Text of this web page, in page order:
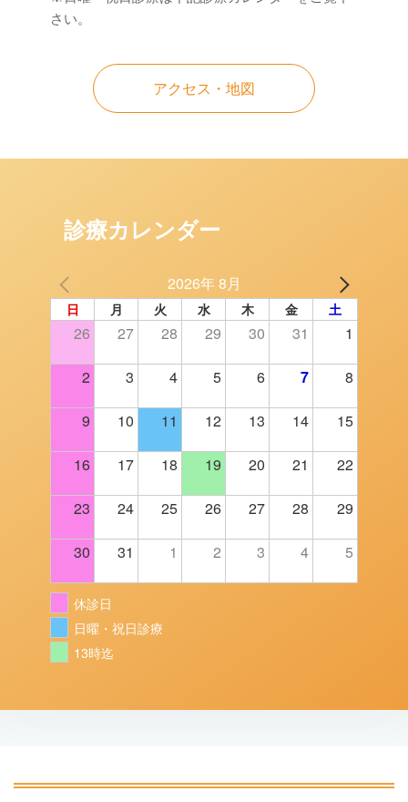
さい。
アクセス・地図
診療カレンダー
2026年 8月
日 月 火 水 木 金 土
26 27 28 29 30 31 1
2 3 4 5 6 7 8
9 10 11 12 13 14 15
16 17 18 19 20 21 22
23 24 25 26 27 28 29
30 31 1 2 3 4 5
休診日
日曜・祝日診療
13時迄